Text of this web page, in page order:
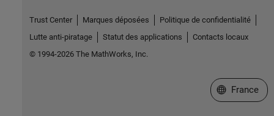
Trust Center Marques déposées
Politique de confidentialité
Lutte anti-piratage
Statut des applications
Contacts locaux
© 1994-2026 The MathWorks, Inc.
Sélectionner
France